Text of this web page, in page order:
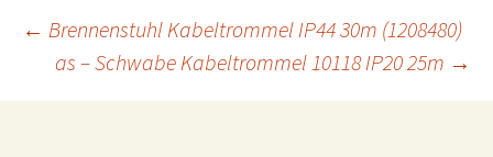
Beitragsnavigation
← Brennenstuhl Kabeltrommel IP44 30m (1208480)
as – Schwabe Kabeltrommel 10118 IP20 25m →